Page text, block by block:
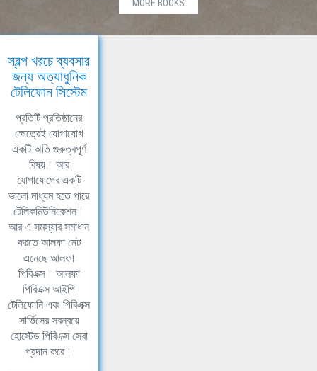
MORE BOOKS
স্বল্প খরচে ব্যবসার
জন্য অত্যাধুনিক
টেলিফোন সিস্টেম
প্রতিটি প্রতিষ্ঠানের
ক্ষেত্রেই যোগাযোগ
একটি অতি গুরুত্বপূর্ণ
বিষয়। আর
যোগাযোগের একটি
ভালো মাধ্যম হতে পারে
টেলিকমিউনিকেশন।
আর এ সমস্যার সমাধান
করতে আলফা নেট
এনেছে আলফা
পিবিএক্স। আলফা
পিবিএক্স আইপি
টেলিফোনি এবং পিবিএক্স
সার্ভিসের সবন্বয়ে
হোস্টেড পিবিএক্স সেবা
প্রদান করে।